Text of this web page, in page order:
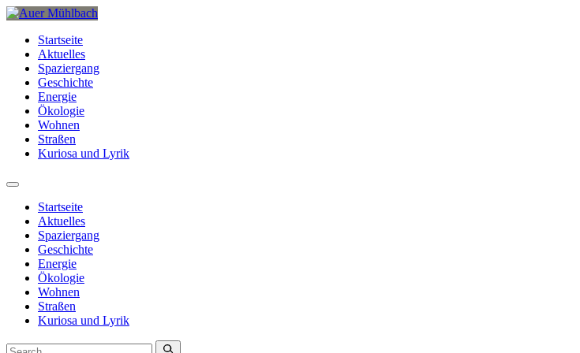
Startseite
Aktuelles
Spaziergang
Geschichte
Energie
Ökologie
Wohnen
Straßen
Kuriosa und Lyrik
Startseite
Aktuelles
Spaziergang
Geschichte
Energie
Ökologie
Wohnen
Straßen
Kuriosa und Lyrik
Search